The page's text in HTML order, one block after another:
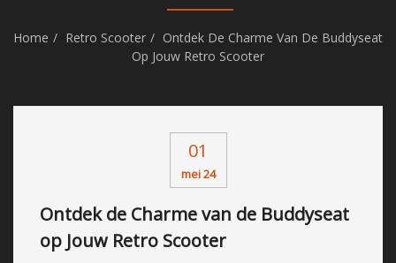
Home Retro Scooter
Ontdek De Charme Van De Buddyseat
Op Jouw Retro Scooter
01
mei 24
Ontdek de Charme van de Buddyseat
op Jouw Retro Scooter